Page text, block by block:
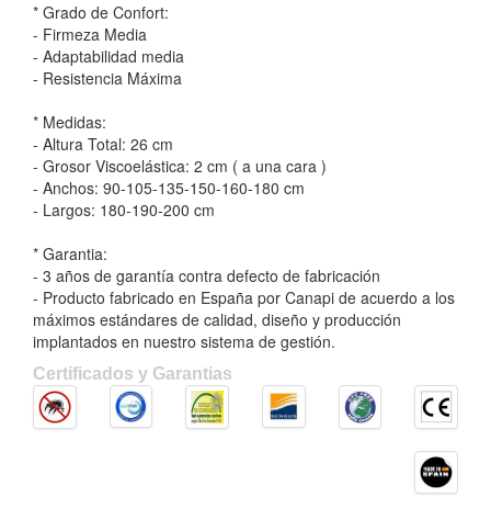
* Grado de Confort:
- Firmeza Media
- Adaptabilidad media
- Resistencia Máxima
* Medidas:
- Altura Total: 26 cm
- Grosor Viscoelástica: 2 cm ( a una cara )
- Anchos: 90-105-135-150-160-180 cm
- Largos: 180-190-200 cm
* Garantia:
- 3 años de garantía contra defecto de fabricación
- Producto fabricado en España por Canapi de acuerdo a los
máximos estándares de calidad, diseño y producción
implantados en nuestro sistema de gestión.
Certificados y Garantias